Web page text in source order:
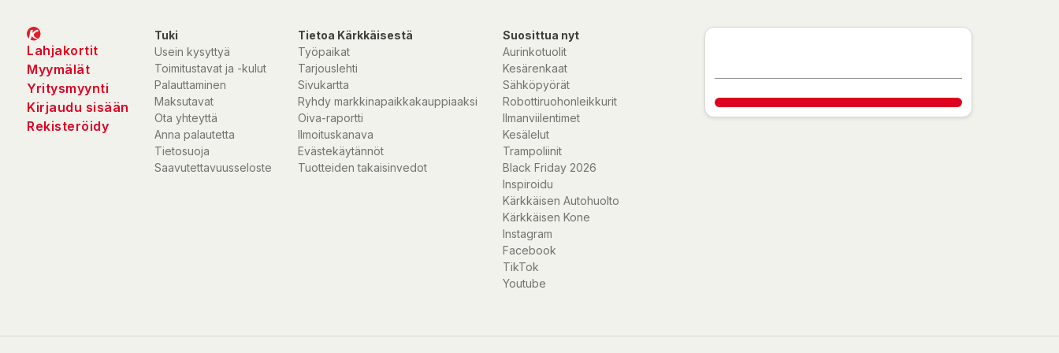
Lahjakortit
Myymälät
Yritysmyynti
Kirjaudu sisään
Rekisteröidy
Tuki
Usein kysyttyä
Toimitustavat ja -kulut
Palauttaminen
Maksutavat
Ota yhteyttä
Anna palautetta
Tietosuoja
Saavutettavuusseloste
Tietoa Kärkkäisestä
Työpaikat
Tarjouslehti
Sivukartta
Ryhdy markkinapaikkakauppiaaksi
Oiva-raportti
Ilmoituskanava
Evästekäytännöt
Tuotteiden takaisinvedot
Suosittua nyt
Aurinkotuolit
Kesärenkaat
Sähköpyörät
Robottiruohonleikkurit
Ilmanviilentimet
Kesälelut
Trampoliinit
Black Friday 2026
Inspiroidu
Kärkkäisen Autohuolto
Kärkkäisen Kone
Instagram
Facebook
TikTok
Youtube